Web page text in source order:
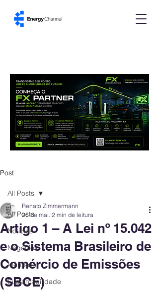
Post
All Posts
Notícias
Negócios
Mercado
Sustentabilidade
All Posts
Artigo 1 – A Lei nº 15.042
e o Sistema Brasileiro de
Comércio de Emissões
(SBCE)
Renato Zimmermann
26 de mai. 2 min de leitura